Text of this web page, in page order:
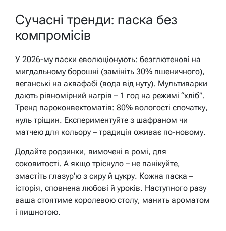
Сучасні тренди: паска без
компромісів
У 2026-му паски еволюціонують: безглютенові на
мигдальному борошні (замініть 30% пшеничного),
веганські на аквафабі (вода від нуту). Мультиварки
дають рівномірний нагрів – 1 год на режимі “хліб”.
Тренд пароконвектоматів: 80% вологості спочатку,
нуль тріщин. Експериментуйте з шафраном чи
матчею для кольору – традиція оживає по-новому.
Додайте родзинки, вимочені в ромі, для
соковитості. А якщо тріснуло – не панікуйте,
змастіть глазур’ю з сиру й цукру. Кожна паска –
історія, сповнена любові й уроків. Наступного разу
ваша стоятиме королевою столу, манить ароматом
і пишнотою.